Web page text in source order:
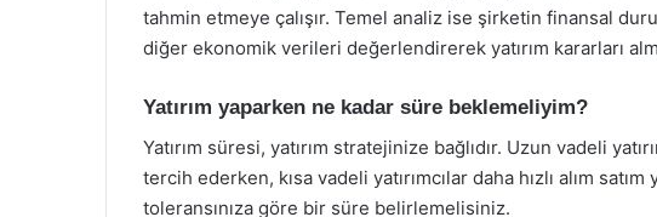
tahmin etmeye çalışır. Temel analiz ise şirketin finansal
diğer ekonomik verileri değerlendirerek yatırım kararları
Yatırım yaparken ne kadar süre beklemeliyim?
Yatırım süresi, yatırım stratejinize bağlıdır. Uzun vadeli
tercih ederken, kısa vadeli yatırımcılar daha hızlı alım
toleransınıza göre bir süre belirlemelisiniz.